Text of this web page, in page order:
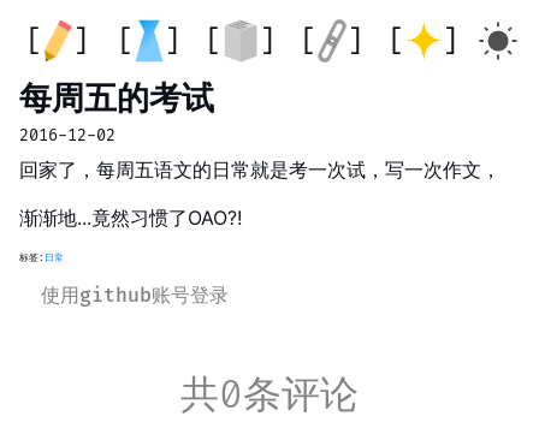
每周五的考试
2016-12-02
回家了，每周五语文的日常就是考一次试，写一次作文，
渐渐地...竟然习惯了OAO?!
标签: 日常
使用github账号登录
共0条评论